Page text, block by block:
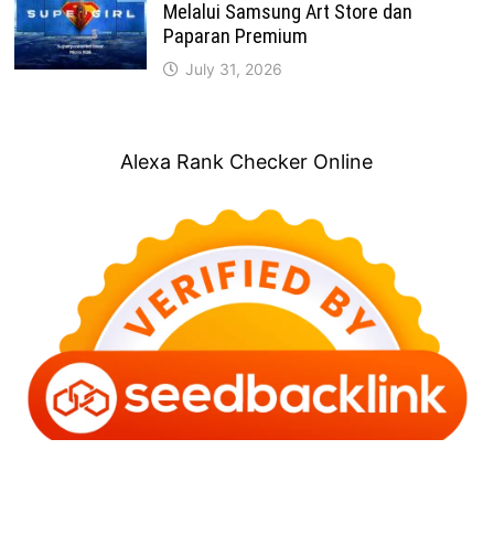
Melalui Samsung Art Store dan
Paparan Premium
July 31, 2026
Alexa Rank Checker Online